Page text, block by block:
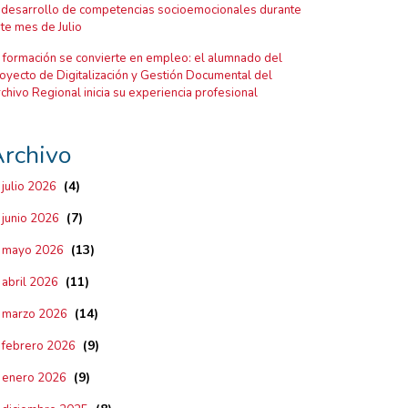
de competencias socioemocionales durante
mes de Julio
formación se convierte en empleo: el alumnado del
de Digitalización y Gestión Documental del
Regional inicia su experiencia profesional
julio 2026 (4)
junio 2026 (7)
mayo 2026 (13)
abril 2026 (11)
marzo 2026 (14)
febrero 2026 (9)
enero 2026 (9)